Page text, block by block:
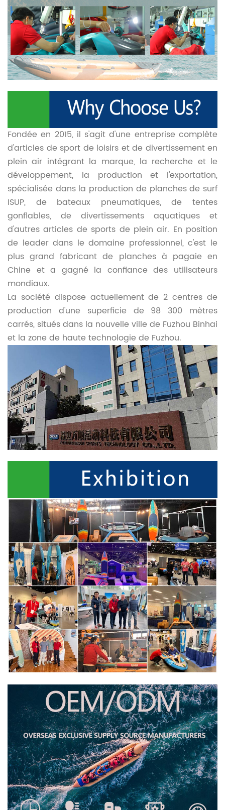
Fondée en 2015, il s'agit d'une entreprise complète
d'articles de sport de loisirs et de divertissement en
plein air intégrant la marque, la recherche et le
développement, la production et l'exportation,
spécialisée dans la production de planches de surf
ISUP, de bateaux pneumatiques, de tentes
gonflables, de divertissements aquatiques et
d'autres articles de sports de plein air. En position
de leader dans le domaine professionnel, c'est le
plus grand fabricant de planches à pagaie en
Chine et a gagné la confiance des utilisateurs
mondiaux.
La société dispose actuellement de 2 centres de
production d'une superficie de 98 300 mètres
carrés, situés dans la nouvelle ville de Fuzhou Binhai
et la zone de haute technologie de Fuzhou.